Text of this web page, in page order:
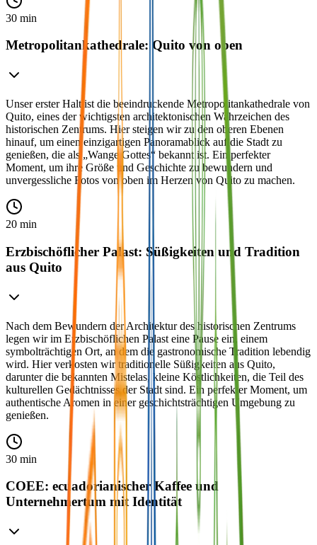
30 min
Metropolitankathedrale: Quito von oben
Unser erster Halt ist die beeindruckende Metropolitankathedrale von
Quito, eines der wichtigsten architektonischen Wahrzeichen des
historischen Zentrums. Hier steigen wir zu den oberen Ebenen
hinauf, um einen einzigartigen Panoramablick auf die Stadt zu
genießen, die als „Wange Gottes“ bekannt ist. Ein perfekter
Moment, um ihre Größe und Geschichte zu bewundern und
unvergessliche Fotos von oben im Herzen von Quito zu machen.
20 min
Erzbischöflicher Palast: Süßigkeiten und Tradition
aus Quito
Nach dem Bewundern der Architektur des historischen Zentrums
legen wir im Erzbischöflichen Palast eine Pause ein, einem
symbolträchtigen Ort, an dem die gastronomische Tradition lebendig
wird. Hier verkosten wir traditionelle Süßigkeiten aus Quito,
darunter die bekannten Mistelas, kleine Köstlichkeiten, die Teil des
kulturellen Gedächtnisses der Stadt sind. Ein perfekter Moment, um
authentische Aromen in einer geschichtsträchtigen Umgebung zu
genießen.
30 min
COEE: ecuadorianischer Kaffee und
Unternehmertum mit Identität